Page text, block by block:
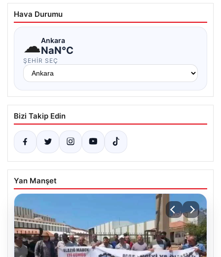
Hava Durumu
☁Ankara
NaN°C
ŞEHIR SEÇ
Bizi Takip Edin
Yan Manşet